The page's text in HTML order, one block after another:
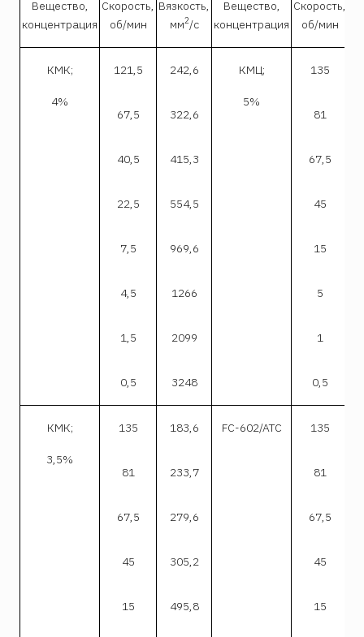
Вещество,
концентрация
Скорость,
об/мин
Вязкость,
мм2/с
Вещество,
концентрация
Скорость,
об/мин
КМК;
4%
121,5 242,6 КМЦ;
5%
135
67,5 322,6 81
40,5 415,3 67,5
22,5 554,5 45
7,5 969,6 15
4,5 1266 5
1,5 2099 1
0,5 3248 0,5
КМК;
3,5%
135 183,6 FC-602/ATC 135
81 233,7 81
67,5 279,6 67,5
45 305,2 45
15 495,8 15